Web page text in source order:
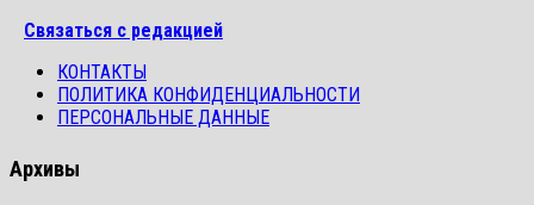
Связаться с редакцией
КОНТАКТЫ
ПОЛИТИКА КОНФИДЕНЦИАЛЬНОСТИ
ПЕРСОНАЛЬНЫЕ ДАННЫЕ
Архивы